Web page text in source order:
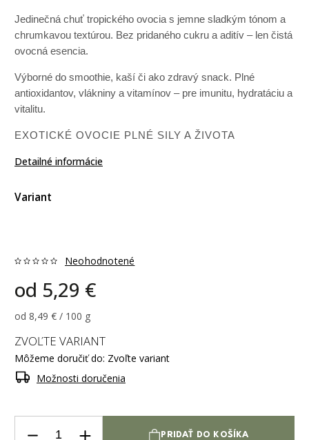
Jedinečná chuť tropického ovocia s jemne sladkým tónom a
chrumkavou textúrou. Bez pridaného cukru a aditív – len čistá
ovocná esencia.
Výborné do smoothie, kaší či ako zdravý snack. Plné
antioxidantov, vlákniny a vitamínov – pre imunitu, hydratáciu a
vitalitu.
EXOTICKÉ OVOCIE PLNÉ SILY A ŽIVOTA
Detailné informácie
Variant
Neohodnotené
od 5,29 €
od 8,49 € / 100 g
ZVOĽTE VARIANT
Môžeme doručiť do: Zvoľte variant
Možnosti doručenia
PRIDAŤ DO KOŠÍKA